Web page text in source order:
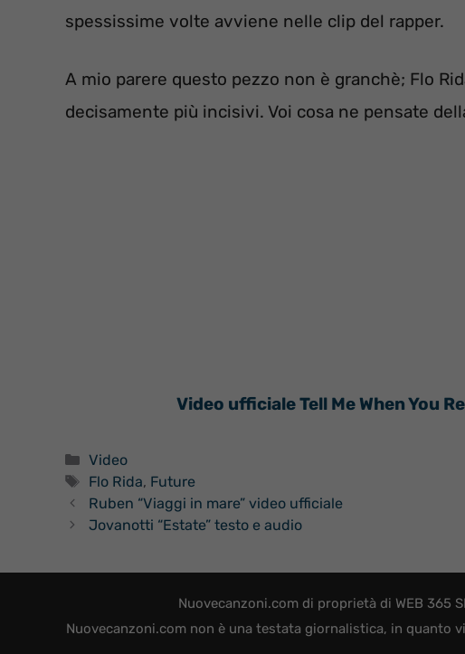
spessissime volte avviene nelle clip del rapper.
A mio parere questo pezzo non è granchè; Flo
decisamente più incisivi. Voi cosa ne pensate
Video ufficiale Tell Me When You
Categorie
Video
Tag
Flo Rida, Future
Ruben “Viaggi in mare” video ufficiale
Jovanotti “Estate” testo e audio
Nuovecanzoni.com di proprietà di WEB 365
Nuovecanzoni.com non è una testata giornalistica, in quanto